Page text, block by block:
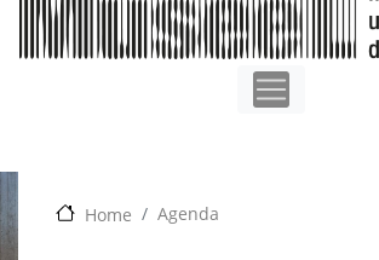
Home Agenda